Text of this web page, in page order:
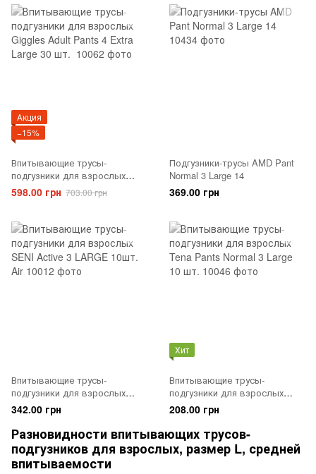
Акция
−15%
Впитывающие трусы-
подгузники для взрослых
Giggles Adult Pants 4 Extra
Large 30 шт.
598.00 грн 703.00 грн
Подгузники-трусы AMD Pant
Normal 3 Large 14
369.00 грн
Впитывающие трусы-
подгузники для взрослых
SENI Active 3 LARGE 10шт. Air
342.00 грн
Хит
Впитывающие трусы-
подгузники для взрослых
Tena Pants Normal 3 Large 10
шт.
208.00 грн
Разновидности впитывающих трусов-
подгузников для взрослых, размер L, средней
впитываемости